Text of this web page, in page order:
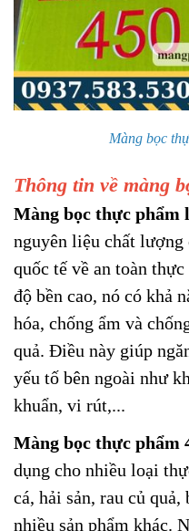
Màng bọc
Thông tin về màng
Màng bọc thực phẩm
nguyên liệu chất lượng
quốc tế về an toàn
độ bền cao, nó có khả
hóa, chống ẩm và
quả. Điều này giúp
yếu tố bên ngoài như
khuẩn, vi rút,...
Màng bọc thực phẩm
dụng cho nhiều loại
cá, hải sản, rau củ quả,
nhiều sản phẩm khác.